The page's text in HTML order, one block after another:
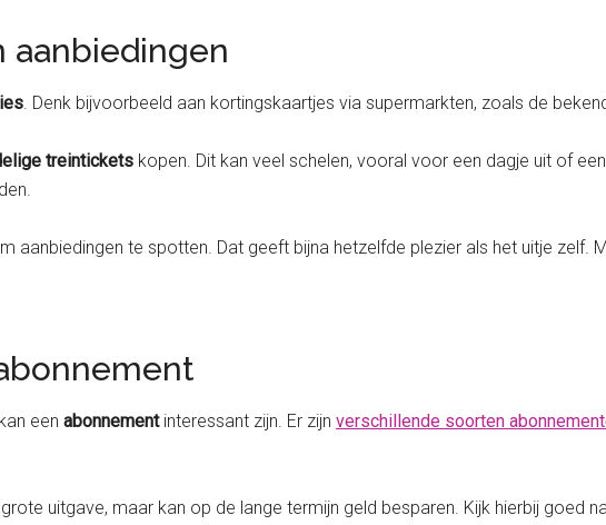
aanbiedingen
. Denk bijvoorbeeld aan kortingskaartjes via supermarkten, zoals de
treintickets kopen. Dit kan veel schelen, vooral voor een dagje uit of
aanbiedingen te spotten. Dat geeft bijna hetzelfde plezier als het uitje zelf.
een abonnement interessant zijn. Er zijn verschillende soorten
uitgave, maar kan op de lange termijn geld besparen. Kijk hierbij goed